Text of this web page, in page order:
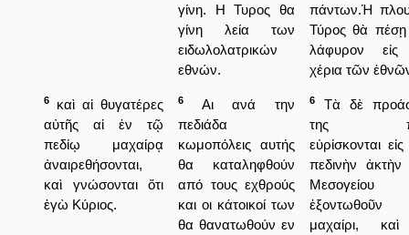
γίνη. Η Τυρος θα
γίνη λεία των
ειδωλολατρικών
εθνών.
πάντων.Ἡ
Τύρος θὰ
λάφυρον
χέρια τῶν
6
καὶ αἱ θυγατέρες
αὐτῆς αἱ ἐν τῷ
πεδίῳ μαχαίρᾳ
ἀναιρεθήσονται,
καὶ γνώσονται ὅτι
ἐγὼ Κύριος.
6
Αι ανά την
πεδιάδα
κωμοπόλεις αυτής
θα καταληφθούν
από τους εχθρούς
και οι κάτοικοί των
θα θανατωθούν εν
6
Τὰ δὲ
της
εὑρίσκονται
πεδινὴν ἀκτὴν
Μεσογείου
ἐξοντωθοῦν
μαχαίρι,